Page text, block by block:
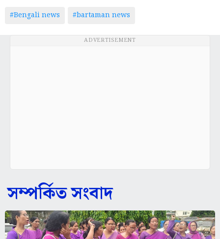
#Bengali news #bartaman news
ADVERTISEMENT
সম্পর্কিত সংবাদ